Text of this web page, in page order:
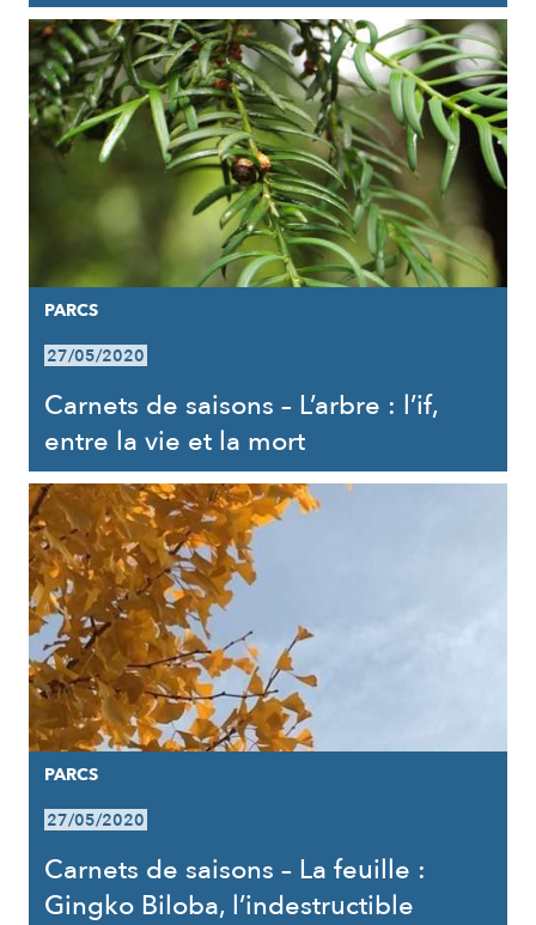
PARCS
27/05/2020
Carnets de saisons – L’arbre : l’if,
entre la vie et la mort
PARCS
27/05/2020
Carnets de saisons – La feuille :
Gingko Biloba, l’indestructible